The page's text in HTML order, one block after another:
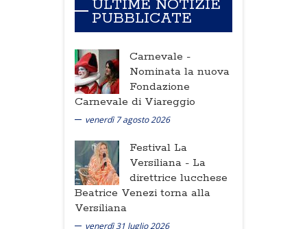
ULTIME NOTIZIE
PUBBLICATE
Carnevale -
Nominata la nuova
Fondazione
Carnevale di Viareggio
venerdì 7 agosto 2026
Festival La
Versiliana - La
direttrice lucchese
Beatrice Venezi torna alla
Versiliana
venerdì 31 luglio 2026